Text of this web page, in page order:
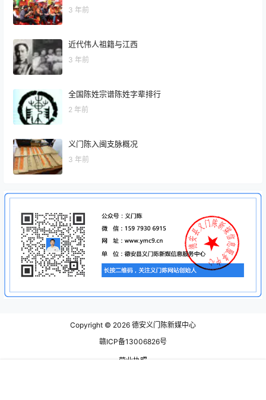
3 年前
近代伟人祖籍与江西
3 年前
全国陈姓宗谱陈姓字辈排行
2 年前
义门陈入闽支脉概况
3 年前
Copyright © 2026 德安义门陈新媒中心
赣ICP备13006826号
营业执照